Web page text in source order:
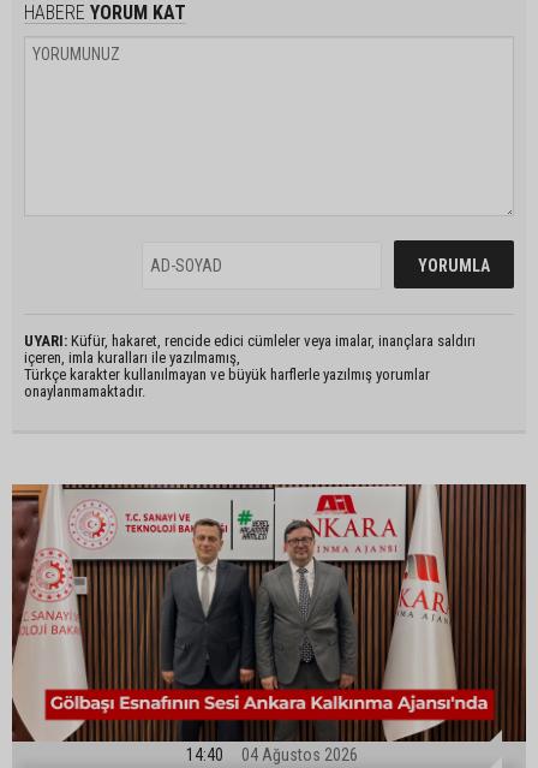
HABERE YORUM KAT
UYARI: Küfür, hakaret, rencide edici cümleler veya imalar, inançlara saldırı
içeren, imla kuralları ile yazılmamış,
Türkçe karakter kullanılmayan ve büyük harflerle yazılmış yorumlar
onaylanmamaktadır.
14:40 04 Ağustos 2026